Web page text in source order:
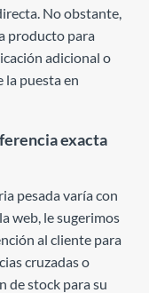
No obstante,
producto para
adicional o
puesta en
exacta
pesada varía con
web, le sugerimos
al cliente para
cruzadas o
de stock para su